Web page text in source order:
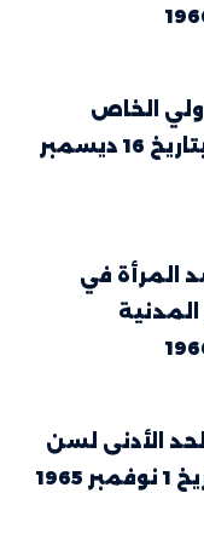
الخاص
بالحقوق المدنية والسياسية بتاريخ 16 ديسمبر
المرأة في
الأدنى لسن